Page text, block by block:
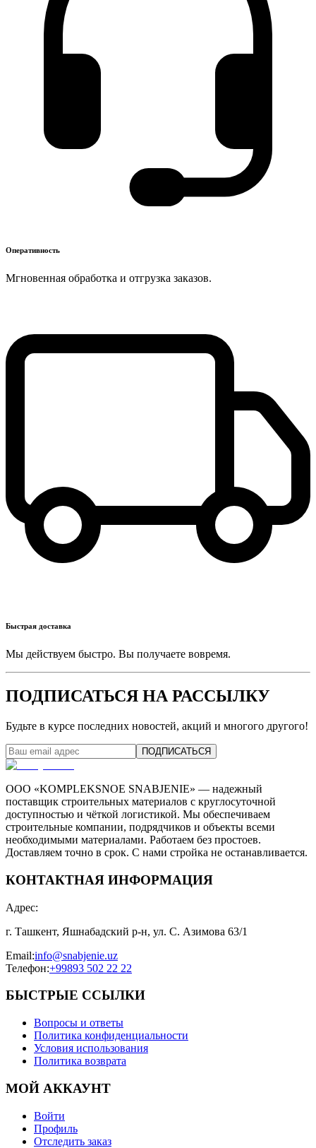
Оперативность
Мгновенная обработка и отгрузка заказов.
Быстрая доставка
Мы действуем быстро. Вы получаете вовремя.
ПОДПИСАТЬСЯ НА РАССЫЛКУ
Будьте в курсе последних новостей, акций и многого другого!
ПОДПИСАТЬСЯ
ООО «KOMPLEKSNOE SNABJENIE» — надежный
поставщик строительных материалов с круглосуточной
доступностью и чёткой логистикой. Мы обеспечиваем
строительные компании, подрядчиков и объекты всеми
необходимыми материалами. Работаем без простоев.
Доставляем точно в срок. С нами стройка не останавливается.
КОНТАКТНАЯ ИНФОРМАЦИЯ
Адрес:
г. Ташкент, Яшнабадский р-н, ул. С. Азимова 63/1
Email:info@snabjenie.uz
Телефон:+99893 502 22 22
БЫСТРЫЕ ССЫЛКИ
Вопросы и ответы
Политика конфиденциальности
Условия использования
Политика возврата
МОЙ АККАУНТ
Войти
Профиль
Отследить заказ